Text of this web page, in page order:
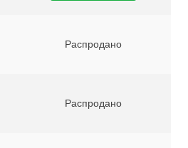
Распродано
Распродано